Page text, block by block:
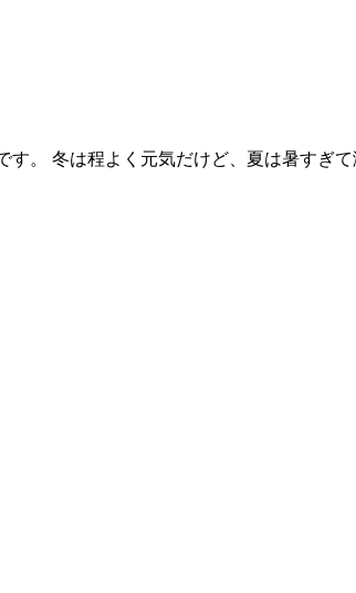
。 冬は程よく元気だけど、夏は暑すぎ